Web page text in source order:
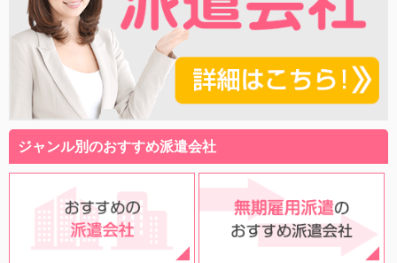
ジャンル別のおすすめ派遣会社